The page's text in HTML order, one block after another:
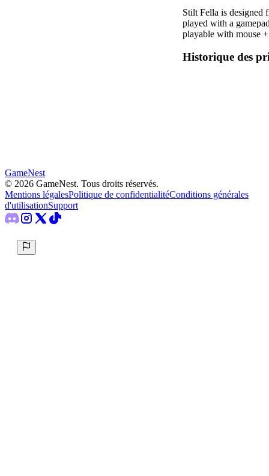
Stilt Fella is designed
played with a
playable with mouse
Historique des
GameNest
© 2026 GameNest. Tous droits réservés.
Mentions légalesPolitique de confidentialitéConditions générales
d'utilisationSupport